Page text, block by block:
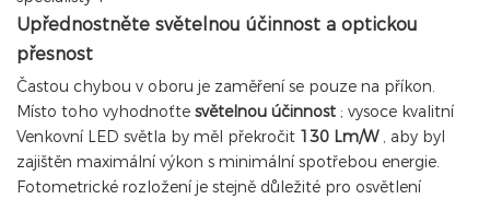
Upřednostněte světelnou účinnost a optickou
přesnost
Častou chybou v oboru je zaměření se pouze na příkon.
Místo toho vyhodnoťte světelnou účinnost ; vysoce kvalitní
Venkovní LED světla by měl překročit 130 Lm/W, aby byl
zajištěn maximální výkon s minimální spotřebou energie.
Fotometrické rozložení je stejně důležité pro osvětlení